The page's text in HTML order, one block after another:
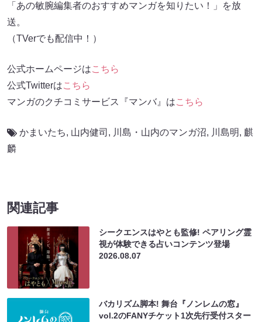
「あの敏腕編集者のおすすめマンガを知りたい！」を放
送。
（TVerでも配信中！）
公式ホームページはこちら
公式Twitterはこちら
マンガのクチコミサービス『マンバ』はこちら
かまいたち, 山内健司 , 川島・山内のマンガ沼, 川島明, 麒
麟
関連記事
シークエンスはやとも監修! ペアリング霊
視が体験できる占いコンテンツ登場
2026.08.07
バカリズム脚本! 舞台『ノンレムの窓』
vol.2のFANYチケット1次先行受付スター